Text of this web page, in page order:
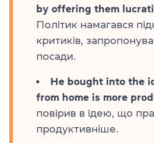
by offering them
Політик намагався
критиків,
посади.
He bought into the
from home is more
повірив в ідею, що
продуктивніше.